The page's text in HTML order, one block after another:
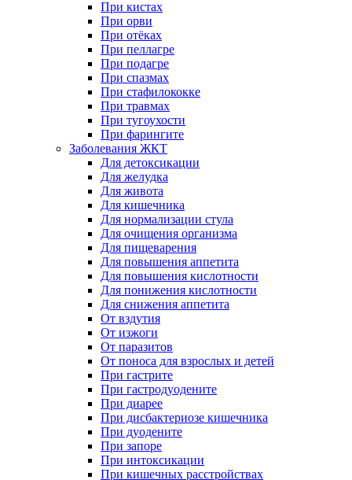
При кистах
При орви
При отёках
При пеллагре
При подагре
При спазмах
При стафилококке
При травмах
При тугоухости
При фарингите
Заболевания ЖКТ
Для детоксикации
Для желудка
Для живота
Для кишечника
Для нормализации стула
Для очищения организма
Для пищеварения
Для повышения аппетита
Для повышения кислотности
Для понижения кислотности
Для снижения аппетита
От вздутия
От изжоги
От паразитов
От поноса для взрослых и детей
При гастрите
При гастродуодените
При диарее
При дисбактериозе кишечника
При дуодените
При запоре
При интоксикации
При кишечных расстройствах